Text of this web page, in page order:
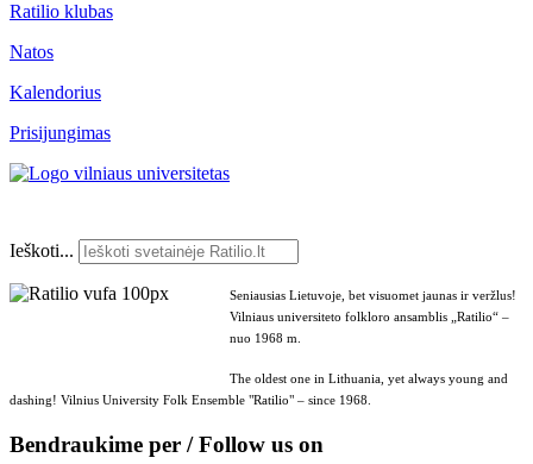
Ratilio klubas
Natos
Kalendorius
Prisijungimas
Ieškoti...
Seniausias Lietuvoje, bet visuomet jaunas ir veržlus!
Vilniaus universiteto folkloro ansamblis „Ratilio“ –
nuo 1968 m.
The oldest one in Lithuania, yet always young and
dashing! Vilnius University Folk Ensemble "Ratilio" – since 1968.
Bendraukime per / Follow us on